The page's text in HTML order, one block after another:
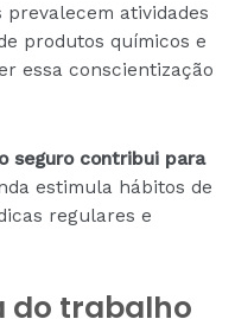
atividades
produtos químicos e
essa conscientização
seguro contribui para
estimula hábitos de
regulares e
do trabalho